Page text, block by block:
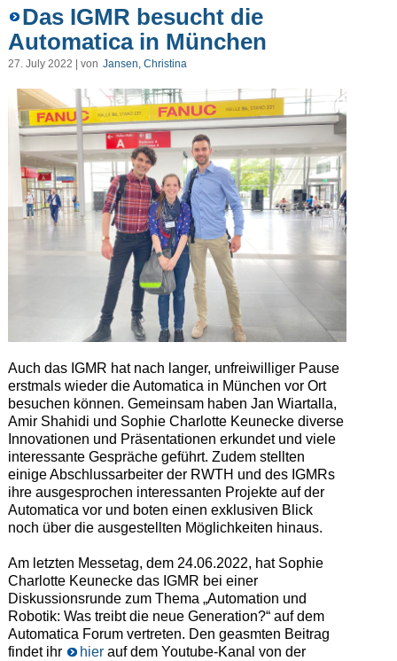
Das IGMR besucht die
Automatica in München
27. July 2022 | von Jansen, Christina
Auch das IGMR hat nach langer, unfreiwilliger Pause
erstmals wieder die Automatica in München vor Ort
besuchen können. Gemeinsam haben Jan Wiartalla,
Amir Shahidi und Sophie Charlotte Keunecke diverse
Innovationen und Präsentationen erkundet und viele
interessante Gespräche geführt. Zudem stellten
einige Abschlussarbeiter der RWTH und des IGMRs
ihre ausgesprochen interessanten Projekte auf der
Automatica vor und boten einen exklusiven Blick
noch über die ausgestellten Möglichkeiten hinaus.
Am letzten Messetag, dem 24.06.2022, hat Sophie
Charlotte Keunecke das IGMR bei einer
Diskussionsrunde zum Thema „Automation und
Robotik: Was treibt die neue Generation?“ auf dem
Automatica Forum vertreten. Den geasmten Beitrag
findet ihr
hierauf dem Youtube-Kanal von der